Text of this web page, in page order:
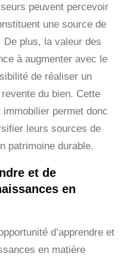
peuvent percevoir
une source de
plus, la valeur des
à augmenter avec le
de réaliser un
du bien. Cette
permet donc
leurs sources de
patrimoine durable.
et de
en
d’apprendre et
en matière